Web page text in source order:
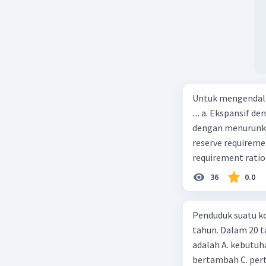
Untuk
.... a. Ekspansif
dengan
reserve
requirement ratio
Indonesia
Menimbulkan
kurva jumlah
c. Tingkat bunga
(penawaran
mana bentuk
36 0.0
Penduduk suatu
tahun. Dalam 20
adalah A.
bertambah C.